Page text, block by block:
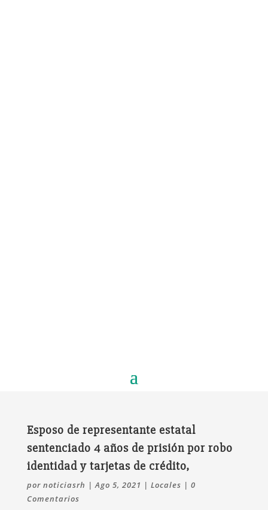
Esposo de representante estatal
sentenciado 4 años de prisión por robo
identidad y tarjetas de crédito,
por noticiasrh |Ago 5, 2021 | Locales | 0
Comentarios